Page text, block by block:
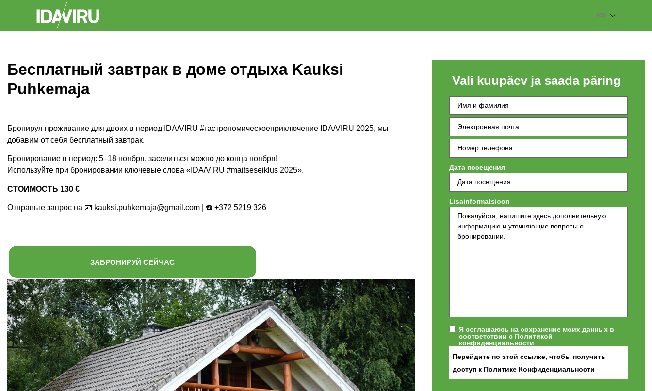
RU
Бесплатный завтрак в доме отдыха Kauksi
Puhkemaja
Бронируя проживание для двоих в период IDA/VIRU #гaстрономическоеприключение IDA/VIRU 2025, мы
добавим от себя бесплатный завтрак.
Бронирование в период: 5–18 ноября, заселиться можно до конца ноября!
Используйте при бронировании ключевые слова «IDA/VIRU #maitseseiklus 2025».
СТОИМОСТЬ 130 €
Отправьте запрос на 📧 kauksi.puhkemaja@gmail.com | ☎️ +372 5219 326
ЗАБРОНИРУЙ СЕЙЧАС
Vali kuupäev ja saada päring
Ees- ja
perekonnanimi
Электронная
почта(обязательно)
Номер
телефона(обязательно)
Дата посещения
Lisainformatsioon
Я соглашаюсь на сохранение моих данных в
соответствии с Политикой
конфиденциальности
Перейдите по этой ссылке, чтобы получить
доступ к Политике Конфиденциальности